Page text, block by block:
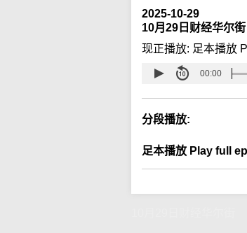
2025-10-29
10月29日财经华尔街
现正播放: 足本播放
00:00
分段播放:
足本播放 Play full